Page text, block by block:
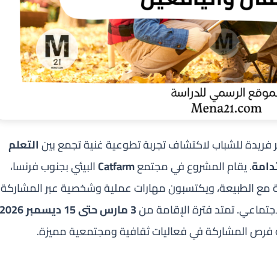
التعلم
. يقام المشروع في مجتمعCatfarmالبيئي بجنوب فرنسا،
الطبيعة، ويكتسبون مهارات عملية وشخصية عبر المشاركة
تمتد فترة الإقامة من3 مارس حتى 15 ديسمبر 2026
فرص المشاركة في فعاليات ثقافية ومجتمعية مميزة.